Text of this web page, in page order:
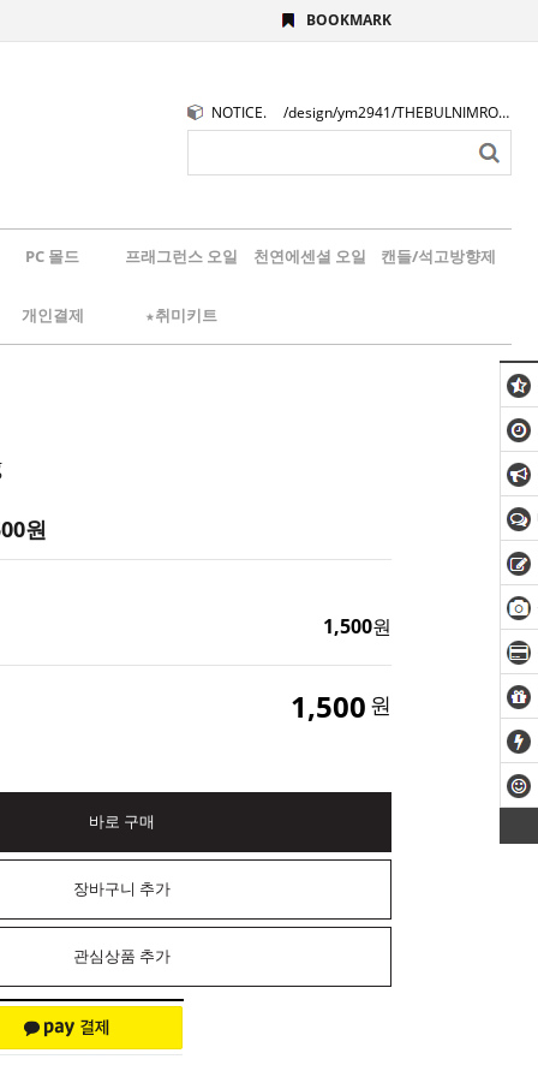
BOOKMARK
NOTICE. /design/ym2941/THEBULNIMROGO.png
PC 몰드 프래그런스 오일 천연에센셜 오일 캔들/석고방향제
개인결제 ★취미키트
원
1,500원
1,500 원
바로 구매
장바구니 추가
관심상품 추가